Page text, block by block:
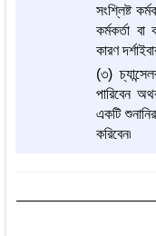
সংশ্লিষ্ট
কর্মকর্তা
কারণ
(৩)
পারিবেন
একটি
করিবেন৷